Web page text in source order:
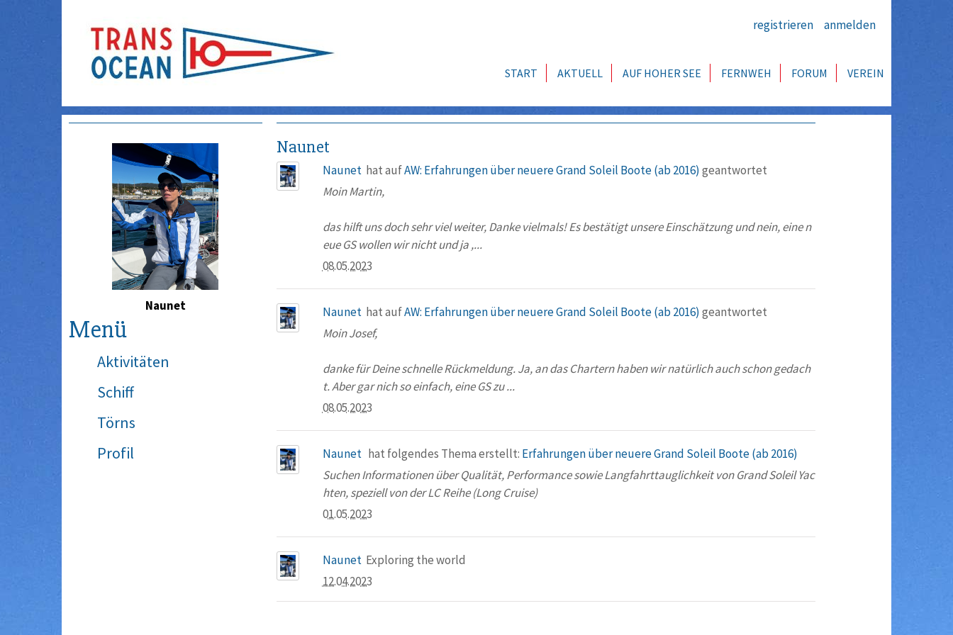
registrieren anmelden
START AKTUELL AUF HOHER SEE FERNWEH FORUM VEREIN
Naunet
Menü
Aktivitäten
Schiff
Törns
Profil
Naunet
Naunet hat aufAW: Erfahrungen über neuere Grand Soleil Boote (ab 2016) geantwortet
Moin Martin,
das hilft uns doch sehr viel weiter, Danke vielmals! Es bestätigt unsere Einschätzung und nein, eine n
eue GS wollen wir nicht und ja ,...
08.05.2023
Naunet hat aufAW: Erfahrungen über neuere Grand Soleil Boote (ab 2016) geantwortet
Moin Josef,
danke für Deine schnelle Rückmeldung. Ja, an das Chartern haben wir natürlich auch schon gedach
t. Aber gar nich so einfach, eine GS zu ...
08.05.2023
Naunet hat folgendes Thema erstellt: Erfahrungen über neuere Grand Soleil Boote (ab 2016)
Suchen Informationen über Qualität, Performance sowie Langfahrttauglichkeit von Grand Soleil Yac
hten, speziell von der LC Reihe (Long Cruise)
01.05.2023
Naunet Exploring the world
12.04.2023